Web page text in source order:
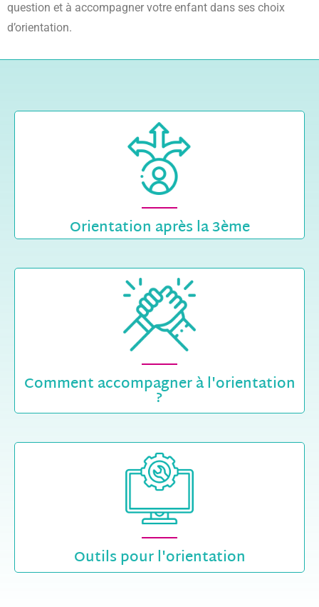
question et à accompagner votre enfant dans ses choix
d’orientation.
Orientation après la 3ème
Comment accompagner à l'orientation
?
Outils pour l'orientation